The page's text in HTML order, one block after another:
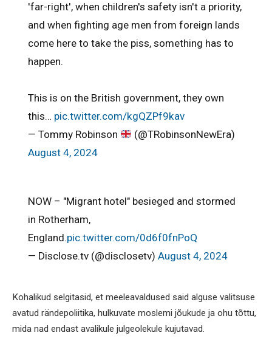
'far-right', when children's safety isn't a priority,
and when fighting age men from foreign lands
come here to take the piss, something has to
happen.
This is on the British government, they own
this… pic.twitter.com/kgQZPf9kav
— Tommy Robinson
(@TRobinsonNewEra)
August 4, 2024
NOW – "Migrant hotel" besieged and stormed
in Rotherham,
England.pic.twitter.com/0d6f0fnPoQ
— Disclose.tv (@disclosetv) August 4, 2024
Kohalikud selgitasid, et meeleavaldused said alguse valitsuse
avatud rändepoliitika, hulkuvate moslemi jõukude ja ohu tõttu,
mida nad endast avalikule julgeolekule kujutavad.